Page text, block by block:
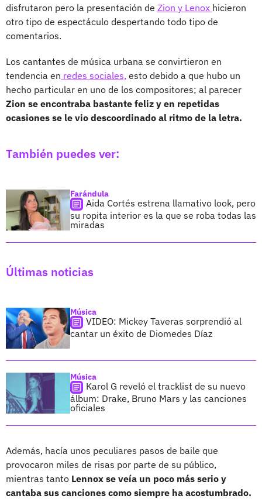
disfrutaron pero la presentación de Zion y Lenox hicieron
otro tipo de espectáculo despertando todo tipo de
comentarios.
Los cantantes de música urbana se convirtieron en
tendencia en redes sociales, esto debido a que hubo un
hecho particular en uno de los compositores; al parecer
Zion se encontraba bastante feliz y en repetidas
ocasiones se le vio descoordinado al ritmo de la letra.
También puedes ver:
Farándula
Aida Cortés estrena llamativo look, pero
su ropita interior es la que se roba todas las
miradas
Últimas noticias
Música
VIDEO: Mickey Taveras sorprendió al
cantar un éxito de Diomedes Díaz
Música
Karol G reveló el tracklist de su nuevo
álbum: Drake, Bruno Mars y las canciones
oficiales
Además, hacía unos peculiares pasos de baile que
provocaron miles de risas por parte de su público,
mientras tanto Lennox se veía un poco más serio y
cantaba sus canciones como siempre ha acostumbrado.